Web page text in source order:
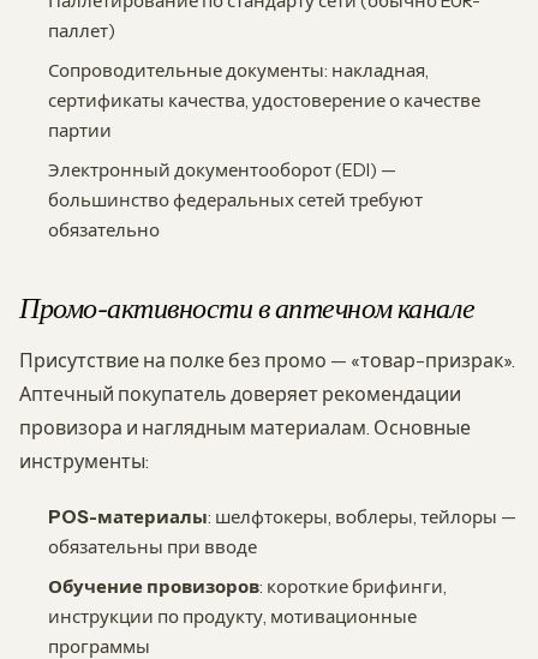
паллет)
Сопроводительные документы: накладная,
сертификаты качества, удостоверение о качестве
партии
Электронный документооборот (EDI) —
большинство федеральных сетей требуют
обязательно
Промо-активности в аптечном канале
Присутствие на полке без промо — «товар-призрак».
Аптечный покупатель доверяет рекомендации
провизора и наглядным материалам. Основные
инструменты:
POS-материалы: шелфтокеры, воблеры, тейлоры —
обязательны при вводе
Обучение провизоров: короткие брифинги,
инструкции по продукту, мотивационные
программы